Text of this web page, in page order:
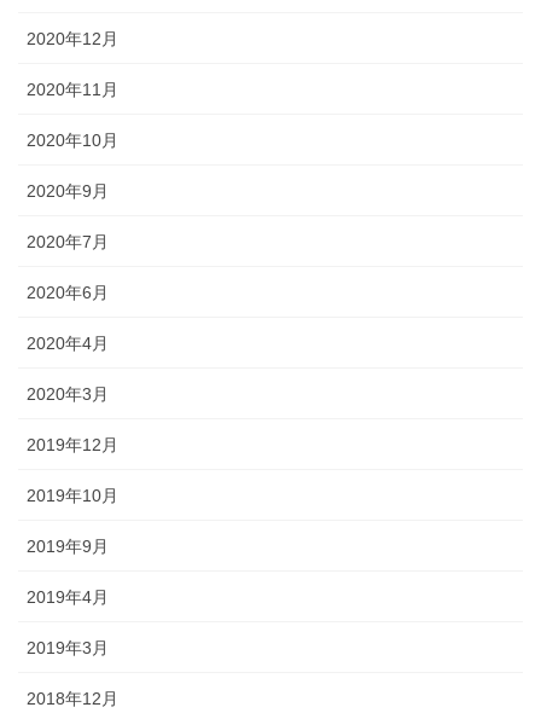
2020年12月
2020年11月
2020年10月
2020年9月
2020年7月
2020年6月
2020年4月
2020年3月
2019年12月
2019年10月
2019年9月
2019年4月
2019年3月
2018年12月